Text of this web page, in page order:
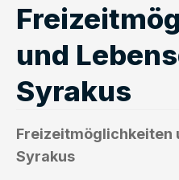
und
Syrakus
Freizeitmöglichkeiten
Syrakus